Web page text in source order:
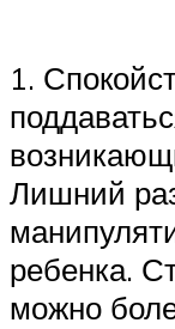
1.
Лишний
ребенка.
можно